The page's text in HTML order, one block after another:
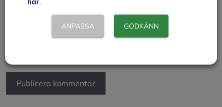
Webbplats
Spara mitt namn, min e-postadress och webbplats i
ANPASSA GODKÄNN